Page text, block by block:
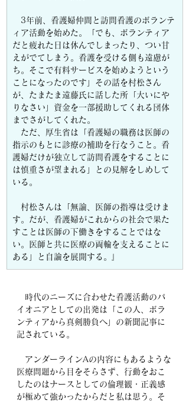
3年前、看護婦仲間と訪問看護のボランテ
ィア活動を始めた。「でも、ボランティア
だと疲れた日は休んでしまったり、つい甘
えがでてしまう。看護を受ける側も遠慮が
ち。そこで有料サービスを始めようという
ことになったのです」その話を村松さん
が、たまたま遠藤氏に話した所「大いにや
りなさい」資金を一部援助してくれる団体
までさがしてくれた。
ただ、厚生省は「看護婦の職務は医師の
指示のもとに診療の補助を行なうこと。看
護婦だけが独立して訪問看護をすることに
は慎重さが望まれる」との見解をしめして
いる。
村松さんは「無論、医師の指導は受けま
す。だが、看護婦がこれからの社会で果た
すことは医師の下働きをすることではな
い。医師と共に医療の両輪を支えることに
ある」と自論を展開する。』
時代のニーズに合わせた看護活動のパ
イオニアとしての出発は「この人、ボラ
ンティアから真剣勝負へ」の新聞記事に
記されている。
アンダーラインAの内容にもあるような
医療問題から目をそらさず、行動をおこ
したのはナースとしての倫理観・正義感
が極めて強かったからだと私は思う。そ